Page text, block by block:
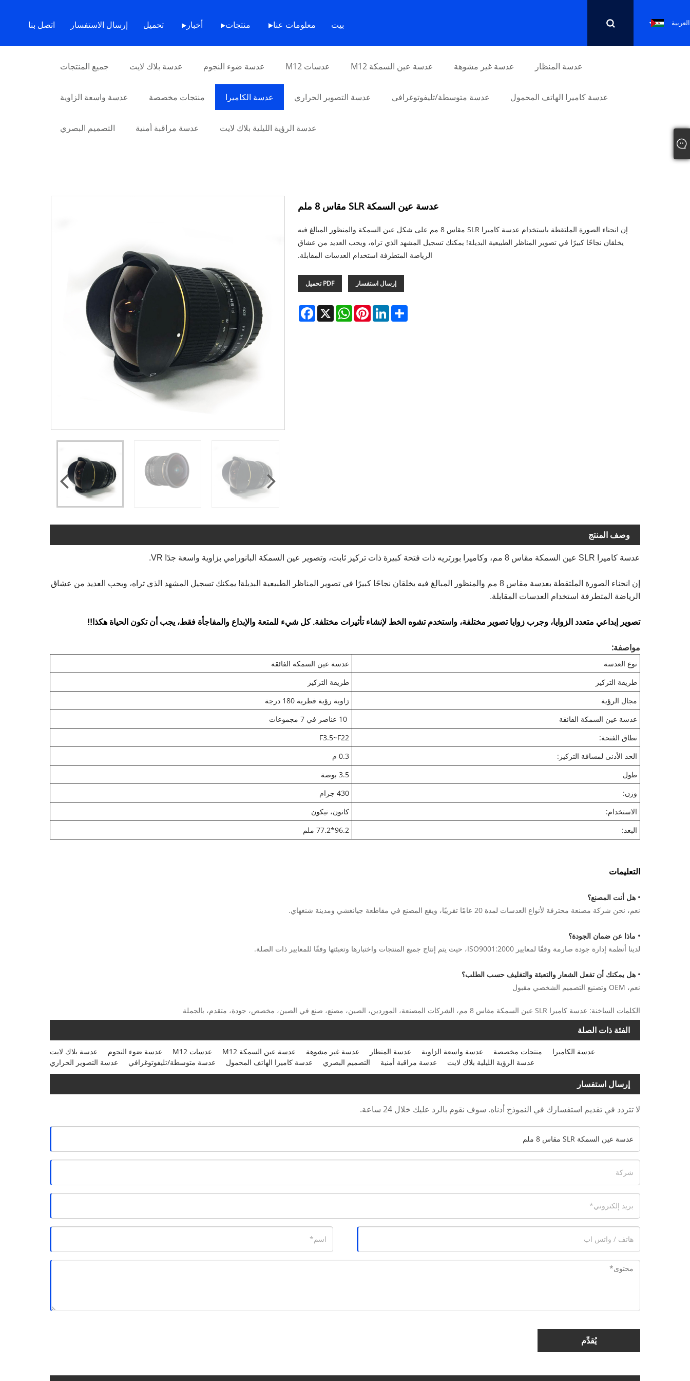
بيت معلومات عنا منتجات أخبار تحميل إرسال الاستفسار اتصل بنا العربية
جميع المنتجات عدسة بلاك لايت عدسة ضوء النجوم عدسات M12 عدسة عين السمكة M12 عدسة غير مشوهة عدسة المنظار
عدسة واسعة الزاوية منتجات مخصصة عدسة الكاميرا عدسة التصوير الحراري عدسة متوسطة/تليفوتوغرافي عدسة كاميرا الهاتف المحمول
التصميم البصري عدسة مراقبة أمنية عدسة الرؤية الليلية بلاك لايت
عدسة عين السمكة SLR مقاس 8 ملم
إن انحناء الصورة الملتقطة باستخدام عدسة كاميرا SLR مقاس 8 مم على شكل عين السمكة والمنظور المبالغ فيه
يخلقان نجاحًا كبيرًا في تصوير المناظر الطبيعية البديلة! يمكنك تسجيل المشهد الذي تراه، ويحب العديد من عشاق
الرياضة المتطرفة استخدام العدسات المقابلة.
إرسال استفسار PDF تحميل
Facebook X
WhatsAppPinterestLinkedInShare
وصف المنتج
عدسة كاميرا SLR عين السمكة مقاس 8 مم، وكاميرا بورتريه ذات فتحة كبيرة ذات تركيز ثابت، وتصوير عين السمكة البانورامي بزاوية واسعة جدًا VR.
إن انحناء الصورة الملتقطة بعدسة مقاس 8 مم والمنظور المبالغ فيه يخلقان نجاحًا كبيرًا في تصوير المناظر الطبيعية البديلة! يمكنك تسجيل المشهد الذي تراه، ويحب العديد من عشاق
الرياضة المتطرفة استخدام العدسات المقابلة.
تصوير إبداعي متعدد الزوايا، وجرب زوايا تصوير مختلفة، واستخدم تشوه الخط لإنشاء تأثيرات مختلفة. كل شيء للمتعة والإبداع والمفاجأة فقط، يجب أن تكون الحياة هكذا!!
مواصفة:
نوع العدسة
عدسة عين السمكة الفائقة
طريقة التركيز
طريقة التركيز
مجال الرؤية
زاوية رؤية قطرية 180 درجة
عدسة عين السمكة الفائقة
نطاق الفتحة:
F3.5~F22
الحد الأدنى لمسافة التركيز:
0.3 م
طول
3.5 بوصة
وزن:
430 جرام
الاستخدام:
كانون، نيكون
البعد:
96.2*77.2 ملم
التعليمات
• هل أنت المصنع؟
نعم، نحن شركة مصنعة محترفة لأنواع العدسات لمدة 20 عامًا تقريبًا، ويقع المصنع في مقاطعة جيانغشي ومدينة شنغهاي.
• ماذا عن ضمان الجودة؟
لدينا أنظمة إدارة جودة صارمة وفقًا لمعايير ISO9001:2000، حيث يتم إنتاج جميع المنتجات واختبارها وتعبئتها وفقًا للمعايير ذات الصلة.
• هل يمكنك أن تفعل الشعار والتعبئة والتغليف حسب الطلب؟
نعم، OEM وتصنيع التصميم الشخصي مقبول
الكلمات الساخنة: عدسة كاميرا SLR عين السمكة مقاس 8 مم، الشركات المصنعة، الموردين، الصين، مصنع، صنع في الصين، مخصص، جودة، متقدم، بالجملة
الفئة ذات الصلة
عدسة بلاك لايت عدسة ضوء النجوم عدسات M12 عدسة عين السمكة M12 عدسة غير مشوهة عدسة المنظار عدسة واسعة الزاوية منتجات مخصصة
عدسة الكاميرا
عدسة التصوير الحراري
عدسة متوسطة/تليفوتوغرافي عدسة كاميرا الهاتف المحمول التصميم البصري عدسة مراقبة أمنية عدسة الرؤية الليلية بلاك لايت
إرسال استفسار
لا تتردد في تقديم استفسارك في النموذج أدناه. سوف نقوم بالرد عليك خلال 24 ساعة.
يُقدِّم